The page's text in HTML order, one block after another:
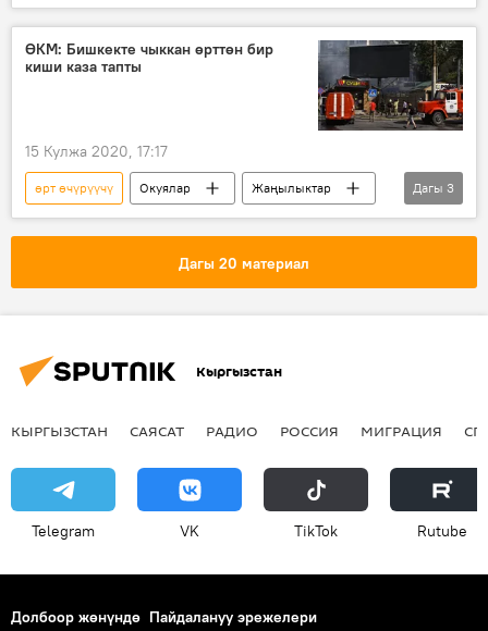
Коом
Кыргызстан
Бишкек
өрт
чектөө машина
ӨКМ: Бишкекте чыккан өрттөн бир
киши каза тапты
15 Кулжа 2020, 17:17
өрт өчүрүүчү Окуялар
Жаңылыктар
Кыргызстан
Бишкек тандыр
Дагы 3
Дагы 20 материал
Кыргызстан
КЫРГЫЗСТАН САЯСАТ РАДИО РОССИЯ МИГРАЦИЯ
Telegram VK ТikТоk Rutube
Долбоор жөнүндө Пайдалануу эрежелери